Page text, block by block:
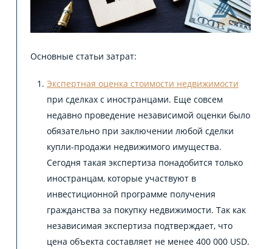
Основные статьи затрат:
Экспертная оценка стоимости недвижимости
при сделках с иностранцами. Еще совсем
недавно проведение независимой оценки было
обязательно при заключении любой сделки
купли-продажи недвижимого имущества.
Сегодня такая экспертиза понадобится только
иностранцам, которые участвуют в
инвестиционной программе получения
гражданства за покупку недвижимости. Так как
независимая экспертиза подтверждает, что
цена объекта составляет не менее 400 000 USD.